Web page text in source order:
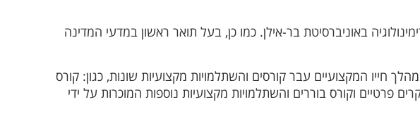
באוניברסיטת בר-אילן. כמו כן, בעל תואר ראשון במדעי המדינה
חייו המקצועיים עבר קורסים והשתלמויות מקצועיות שונות, כגון: קורס
פרטיים וקורס בוררים והשתלמויות מקצועיות נוספות המוכרות על ידי